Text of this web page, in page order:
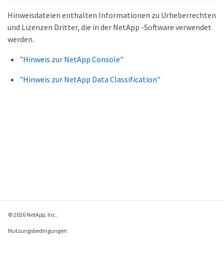
Hinweisdateien enthalten Informationen zu Urheberrechten
und Lizenzen Dritter, die in der NetApp -Software verwendet
werden.
"Hinweis zur NetApp Console"
"Hinweis zur NetApp Data Classification"
© 2026 NetApp, Inc.
Nutzungsbedingungen